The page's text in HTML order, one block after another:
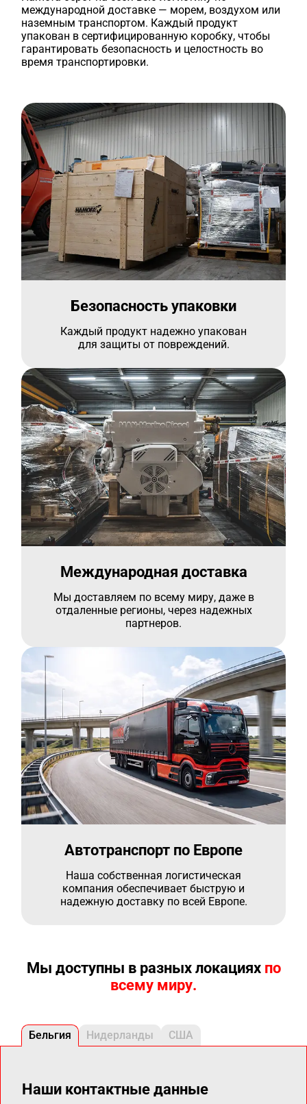
международной доставке — морем, воздухом или
наземным транспортом. Каждый продукт
упакован в сертифицированную коробку, чтобы
гарантировать безопасность и целостность во
время транспортировки.
Безопасность упаковки
Каждый продукт надежно упакован
для защиты от повреждений.
Международная доставка
Мы доставляем по всему миру, даже в
отдаленные регионы, через надежных
партнеров.
Автотранспорт по Европе
Наша собственная логистическая
компания обеспечивает быструю и
надежную доставку по всей Европе.
Мы доступны в разных локациях по
всему миру.
Бельгия Нидерланды США
Наши контактные данные